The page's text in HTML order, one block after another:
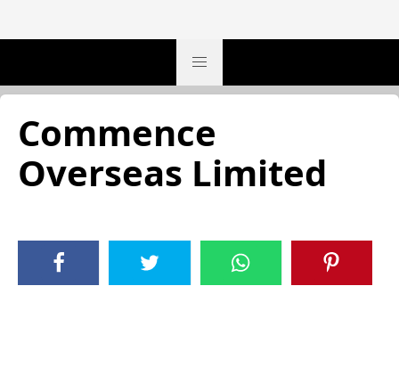
Commence
Overseas Limited